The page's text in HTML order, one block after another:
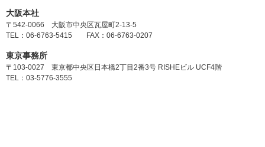
大阪本社
〒542-0066 大阪市中央区瓦屋町2-13-5
TEL：06-6763-5415 FAX：06-6763-0207
東京事務所
〒103-0027 東京都中央区日本橋2丁目2番3号 RISHEビル UCF4階
TEL：03-5776-3555